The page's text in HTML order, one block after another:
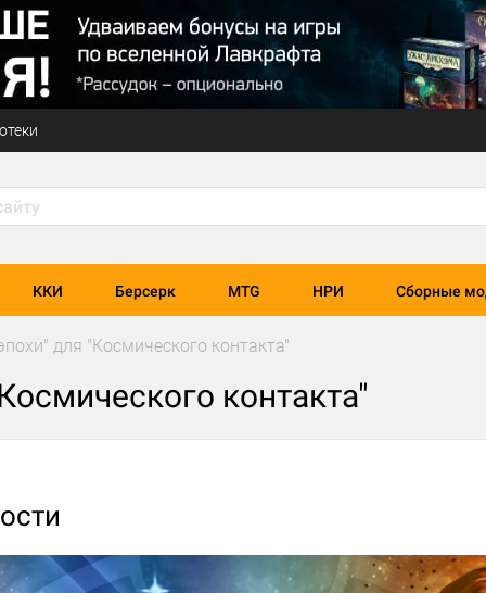
ККИ Берсерк MTG НРИ Сборные
для "Космического контакта"
контакта"